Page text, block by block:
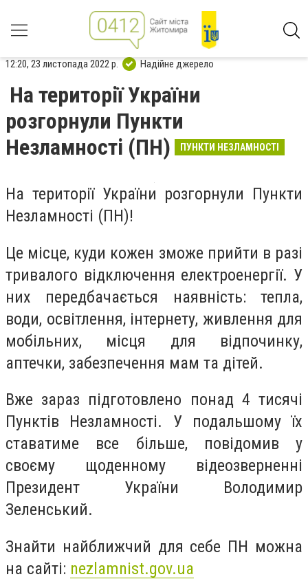
12:20, 23 листопада 2022 р. Надійне джерело
На території України
розгорнули Пункти
Незламності (ПН)
ПУНКТИ НЕЗЛАМНОСТІ
На території України розгорнули Пункти
Незламності (ПН)!
Це місце, куди кожен зможе прийти в разі
тривалого відключення електроенергії. У
них передбачається наявність: тепла,
води, освітлення, інтернету, живлення для
мобільних, місця для відпочинку,
аптечки, забезпечення мам та дітей.
Вже зараз підготовлено понад 4 тисячі
Пунктів Незламності. У подальшому їх
ставатиме все більше, повідомив у
своєму щоденному відеозверненні
Президент України Володимир
Зеленський.
Знайти найближчий для себе ПН можна
на сайті: nezlamnist.gov.ua